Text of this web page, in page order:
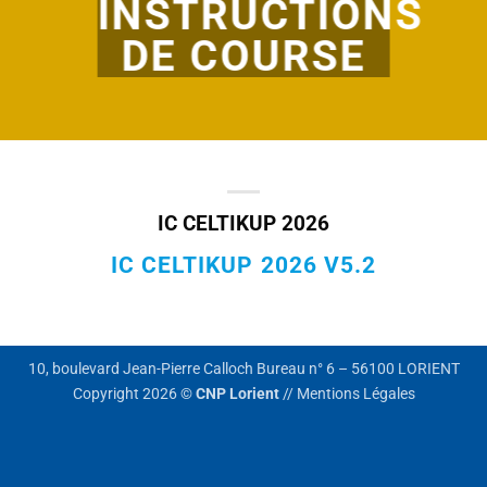
INSTRUCTIONS
DE COURSE
IC CELTIKUP 2026
IC CELTIKUP 2026 V5.2
10, boulevard Jean-Pierre Calloch Bureau n° 6 – 56100 LORIENT
Copyright 2026 ©CNP Lorient// Mentions Légales